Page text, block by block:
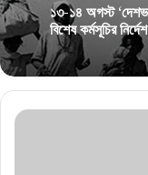
১৩-১৪ অগস্ট
বিশেষ কর্মসূচির নির্দেশ